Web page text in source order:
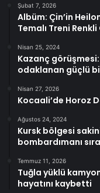
Şubat 7, 2026
Albüm: Çin’in
Temalı Treni
Nisan 25, 2024
Kazanç
odaklanan güçlü
Nisan 27, 2026
Kocaali’de Horoz
Ağustos 24, 2024
Kursk bölgesi
bombardımanı
Temmuz 11, 2026
Tuğla yüklü
hayatını kaybetti